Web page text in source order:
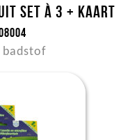
set à 3 + kaart
badstof